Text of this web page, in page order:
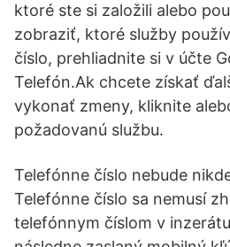
ktoré ste si založili alebo
zobraziť, ktoré služby
číslo, prehliadnite si v účte
Telefón.Ak chcete získať
vykonať zmeny, kliknite
požadovanú službu.
Telefónne číslo nebude
Telefónne číslo sa nemusí
telefónnym číslom v